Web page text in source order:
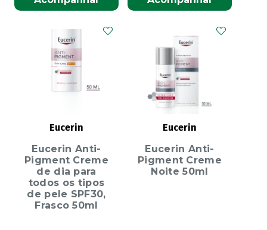
Eucerin
Eucerin Anti-
Pigment Creme
de dia para
todos os tipos
de pele SPF30,
Frasco 50ml
Eucerin
Eucerin Anti-
Pigment Creme
Noite 50ml